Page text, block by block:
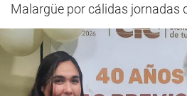
Malargüe por cálidas jornadas